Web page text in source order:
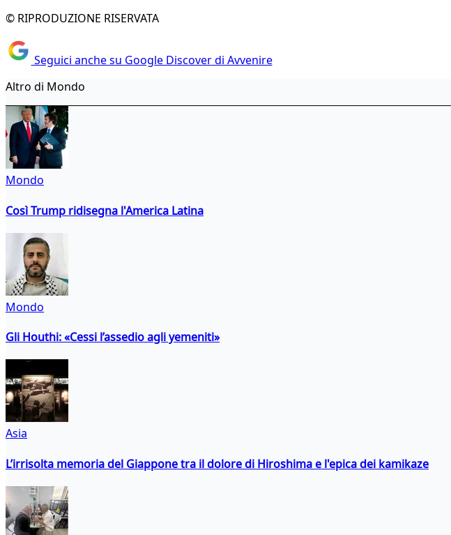
© RIPRODUZIONE RISERVATA
Seguici anche su Google Discover di Avvenire
Altro di Mondo
Mondo
Così Trump ridisegna l'America Latina
Mondo
Gli Houthi: «Cessi l’assedio agli yemeniti»
Asia
L’irrisolta memoria del Giappone tra il dolore di Hiroshima e l'epica dei kamikaze